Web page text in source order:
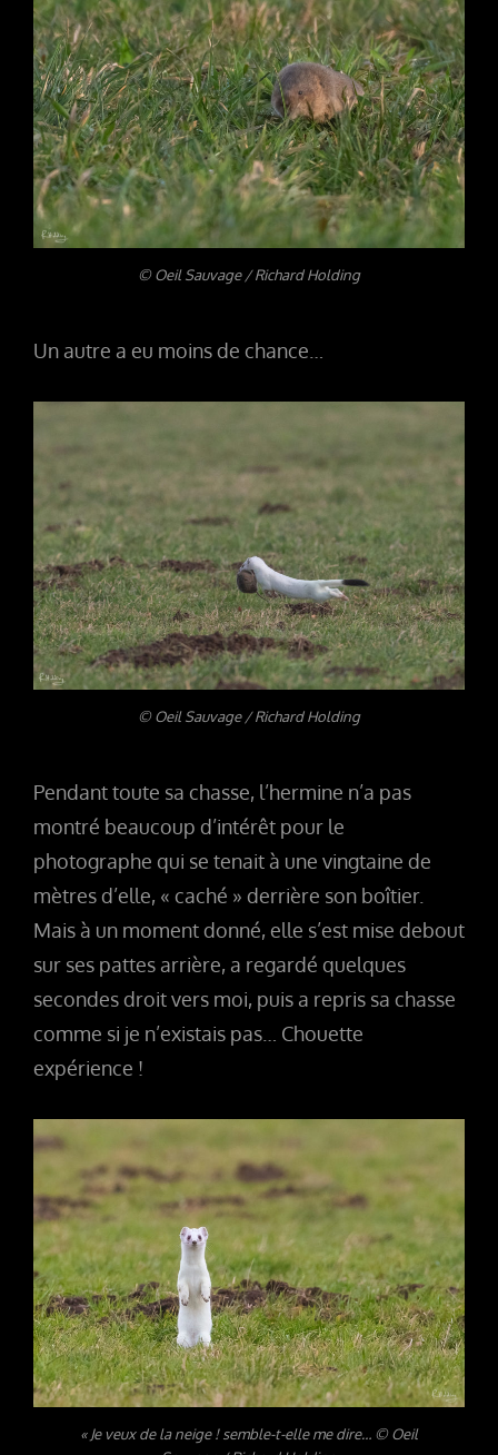
© Oeil Sauvage / Richard Holding
Un autre a eu moins de chance…
© Oeil Sauvage / Richard Holding
Pendant toute sa chasse, l’hermine n’a pas
montré beaucoup d’intérêt pour le
photographe qui se tenait à une vingtaine de
mètres d’elle, « caché » derrière son boîtier.
Mais à un moment donné, elle s’est mise debout
sur ses pattes arrière, a regardé quelques
secondes droit vers moi, puis a repris sa chasse
comme si je n’existais pas… Chouette
expérience !
« Je veux de la neige ! semble-t-elle me dire… © Oeil